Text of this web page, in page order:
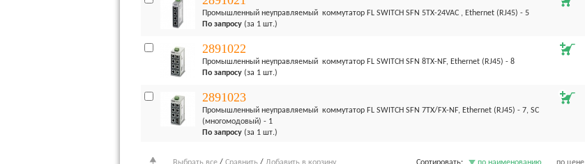
Промышленный неуправляемый коммутатор FL SWITCH SFN 5TX-24VAC , Ethernet (RJ45) - 5
По запросу (за 1 шт.)
2891022
Промышленный неуправляемый коммутатор FL SWITCH SFN 8TX-NF, Ethernet (RJ45) - 8
По запросу (за 1 шт.)
2891023
Промышленный неуправляемый коммутатор FL SWITCH SFN 7TX/FX-NF, Ethernet (RJ45) - 7, SC
(многомодовый) - 1
По запросу (за 1 шт.)